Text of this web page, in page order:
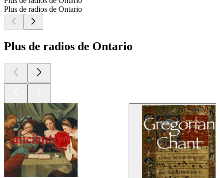
Plus de radios de Ontario
Plus de radios de Ontario